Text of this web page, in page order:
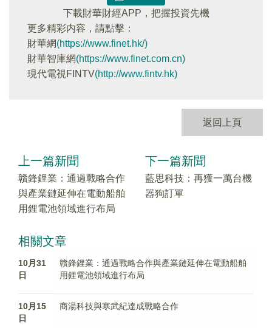
下載財華財經APP，把握投資先機
更多精彩内容，請點擊：
財華網(https://www.finet.hk/)
財華智庫網(https://www.finet.com.cn)
現代電視FINTV(http://www.fintv.hk)
返回上頁
上一篇新聞
贛鋒鋰業：通過戰略合作
與產業鏈延伸在電動船舶
用鋰電池領域進行布局
下一篇新聞
藍思科技：再獲一萬台機
器狗訂單
相關文章
10月31
日
贛鋒鋰業：通過戰略合作與產業鏈延伸在電動船舶
用鋰電池領域進行布局
10月15
日
商湯科技與寒武紀達成戰略合作